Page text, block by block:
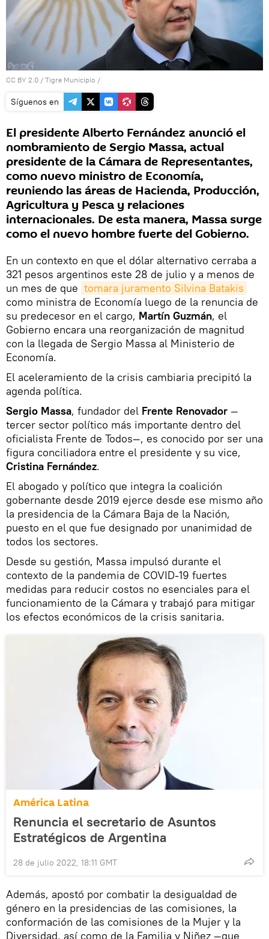
CC BY 2.0 / Tigre Municipio /
Síguenos en
El presidente Alberto Fernández anunció el
nombramiento de Sergio Massa, actual
presidente de la Cámara de Representantes,
como nuevo ministro de Economía,
reuniendo las áreas de Hacienda, Producción,
Agricultura y Pesca y relaciones
internacionales. De esta manera, Massa surge
como el nuevo hombre fuerte del Gobierno.
En un contexto en que el dólar alternativo cerraba a
321 pesos argentinos este 28 de julio y a menos de
un mes de que tomara juramento Silvina Batakis
como ministra de Economía luego de la renuncia de
su predecesor en el cargo, Martín Guzmán, el
Gobierno encara una reorganización de magnitud
con la llegada de Sergio Massa al Ministerio de
Economía.
El aceleramiento de la crisis cambiaria precipitó la
agenda política.
Sergio Massa, fundador del Frente Renovador —
tercer sector político más importante dentro del
oficialista Frente de Todos—, es conocido por ser una
figura conciliadora entre el presidente y su vice,
Cristina Fernández.
El abogado y político que integra la coalición
gobernante desde 2019 ejerce desde ese mismo año
la presidencia de la Cámara Baja de la Nación,
puesto en el que fue designado por unanimidad de
todos los sectores.
Desde su gestión, Massa impulsó durante el
contexto de la pandemia de COVID-19 fuertes
medidas para reducir costos no esenciales para el
funcionamiento de la Cámara y trabajó para mitigar
los efectos económicos de la crisis sanitaria.
América Latina
Renuncia el secretario de Asuntos
Estratégicos de Argentina
28 de julio 2022, 18:11 GMT
Además, apostó por combatir la desigualdad de
género en la presidencias de las comisiones, la
conformación de las comisiones de la Mujer y la
Diversidad, así como de la Familia y Niñez —que